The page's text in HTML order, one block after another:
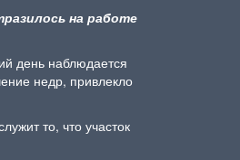
на работе
день наблюдается
недр, привлекло
то, что участок